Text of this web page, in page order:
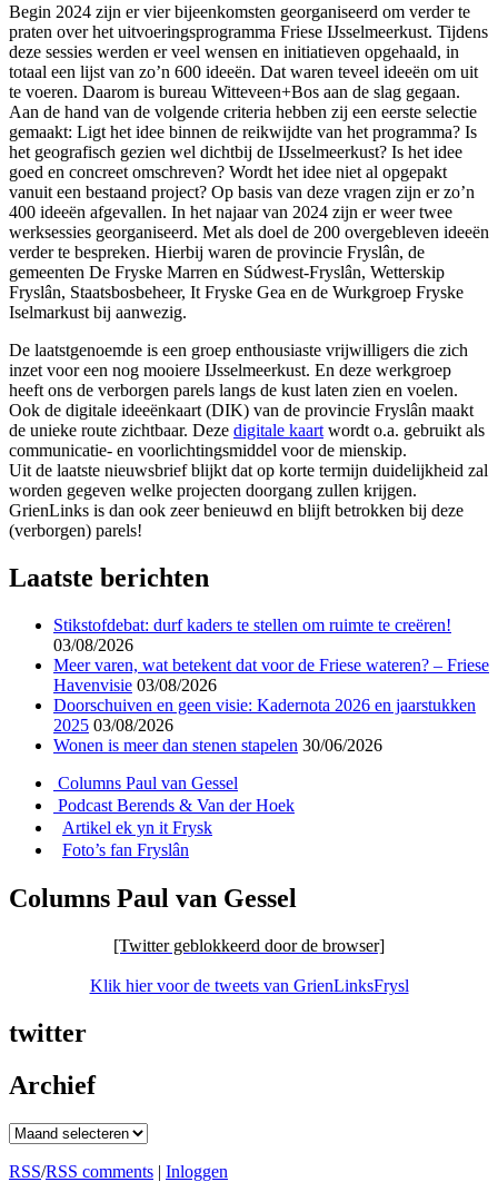
Begin 2024 zijn er vier bijeenkomsten georganiseerd om verder te
praten over het uitvoeringsprogramma Friese IJsselmeerkust. Tijdens
deze sessies werden er veel wensen en initiatieven opgehaald, in
totaal een lijst van zo’n 600 ideeën. Dat waren teveel ideeën om uit
te voeren. Daarom is bureau Witteveen+Bos aan de slag gegaan.
Aan de hand van de volgende criteria hebben zij een eerste selectie
gemaakt: Ligt het idee binnen de reikwijdte van het programma? Is
het geografisch gezien wel dichtbij de IJsselmeerkust? Is het idee
goed en concreet omschreven? Wordt het idee niet al opgepakt
vanuit een bestaand project? Op basis van deze vragen zijn er zo’n
400 ideeën afgevallen. In het najaar van 2024 zijn er weer twee
werksessies georganiseerd. Met als doel de 200 overgebleven ideeën
verder te bespreken. Hierbij waren de provincie Fryslân, de
gemeenten De Fryske Marren en Súdwest-Fryslân, Wetterskip
Fryslân, Staatsbosbeheer, It Fryske Gea en de Wurkgroep Fryske
Iselmarkust bij aanwezig.
De laatstgenoemde is een groep enthousiaste vrijwilligers die zich
inzet voor een nog mooiere IJsselmeerkust. En deze werkgroep
heeft ons de verborgen parels langs de kust laten zien en voelen.
Ook de digitale ideeënkaart (DIK) van de provincie Fryslân maakt
de unieke route zichtbaar. Deze digitale kaart wordt o.a. gebruikt als
communicatie- en voorlichtingsmiddel voor de mienskip.
Uit de laatste nieuwsbrief blijkt dat op korte termijn duidelijkheid zal
worden gegeven welke projecten doorgang zullen krijgen.
GrienLinks is dan ook zeer benieuwd en blijft betrokken bij deze
(verborgen) parels!
Laatste berichten
Stikstofdebat: durf kaders te stellen om ruimte te creëren!
03/08/2026
Meer varen, wat betekent dat voor de Friese wateren? – Friese
Havenvisie 03/08/2026
Doorschuiven en geen visie: Kadernota 2026 en jaarstukken
2025 03/08/2026
Wonen is meer dan stenen stapelen 30/06/2026
Columns Paul van Gessel
Podcast Berends & Van der Hoek
Artikel ek yn it Frysk
Foto’s fan Fryslân
Columns Paul van Gessel
[Twitter geblokkeerd door de browser]
Klik hier voor de tweets van GrienLinksFrysl
twitter
Archief
Archief
RSS/RSS comments | Inloggen